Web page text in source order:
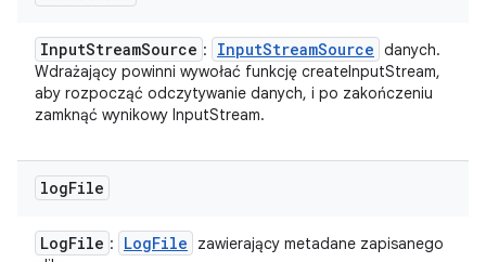
InputStreamSource : InputStreamSource danych.
Wdrażający powinni wywołać funkcję createInputStream,
aby rozpocząć odczytywanie danych, i po zakończeniu
zamknąć wynikowy InputStream.
logFile
LogFile : LogFile
zawierający metadane zapisanego